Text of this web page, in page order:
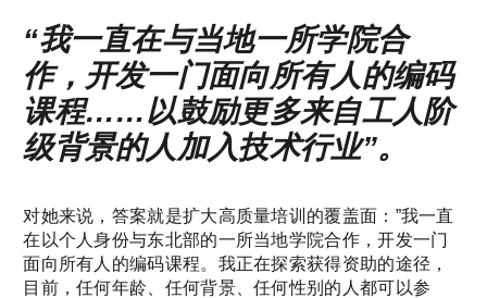
“我一直在与当地一所学院合
作，开发一门面向所有人的编码
课程……以鼓励更多来自工人阶
级背景的人加入技术行业”。
对她来说，答案就是扩大高质量培训的覆盖面：”我一直
在以个人身份与东北部的一所当地学院合作，开发一门
面向所有人的编码课程。我正在探索获得资助的途径，
目前，任何年龄、任何背景、任何性别的人都可以参